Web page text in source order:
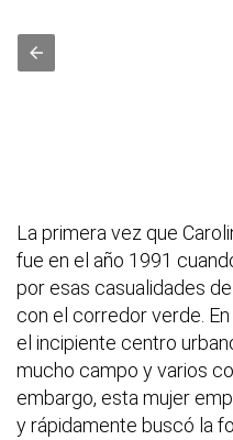
La primera vez que
fue en el año 1991
por esas casualidades
con el corredor verde.
el incipiente centro
mucho campo y varios
embargo, esta mujer
y rápidamente buscó la